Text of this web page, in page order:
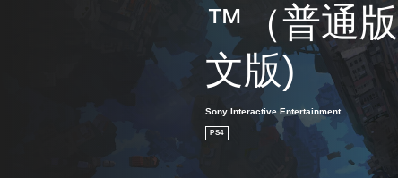
™（普通
文版)
Sony Interactive Entertainment
PS4